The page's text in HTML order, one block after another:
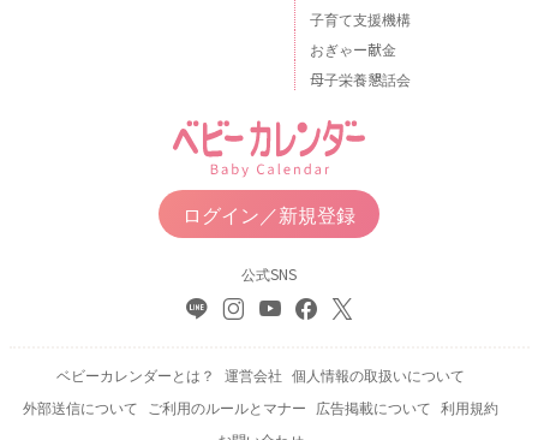
子育て支援機構
おぎゃー献金
母子栄養懇話会
ログイン／新規登録
公式SNS
ベビーカレンダーとは？ 運営会社 個人情報の取扱いについて
外部送信について
ご利用のルールとマナー 広告掲載について 利用規約